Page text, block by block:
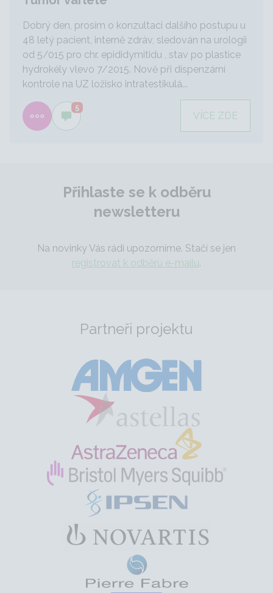
Dobrý den, prosím o konzultaci dalšího postupu u
48 letý pacient, interně zdráv, sledován na urologii
od 5/015 pro chr. epididymitidu , stav po plastice
hydrokély vlevo 7/2015. Nově při dispenzární
kontrole na UZ ložisko intratestikulá...
5
VÍCE ZDE
Přihlaste se k odběru
newsletteru
Na novinky Vás rádi upozorníme. Stačí se jen
registrovat k odběru e-mailu.
Partneři projektu